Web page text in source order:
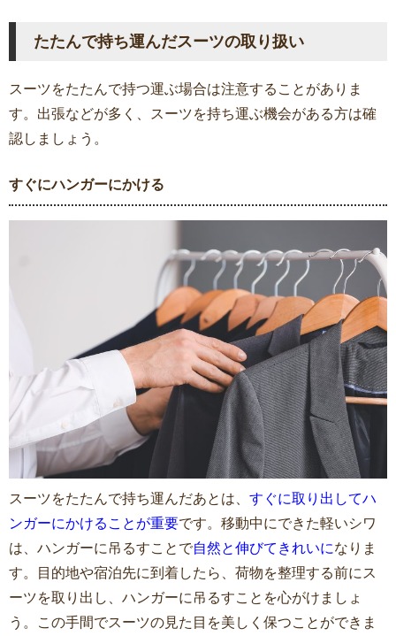
たたんで持ち運んだスーツの取り扱い
スーツをたたんで持つ運ぶ場合は注意することがありま
す。出張などが多く、スーツを持ち運ぶ機会がある方は確
認しましょう。
すぐにハンガーにかける
スーツをたたんで持ち運んだあとは、 すぐに取り出してハ
ンガーにかけることが重要です。移動中にできた軽いシワ
は、ハンガーに吊るすことで自然と伸びてきれいになりま
す。目的地や宿泊先に到着したら、荷物を整理する前にス
ーツを取り出し、ハンガーに吊るすことを心がけましょ
う。この手間でスーツの見た目を美しく保つことができま